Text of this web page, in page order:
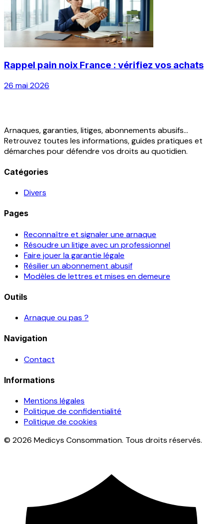
Rappel pain noix France : vérifiez vos achats
26 mai 2026
Arnaques, garanties, litiges, abonnements abusifs...
Retrouvez toutes les informations, guides pratiques et
démarches pour défendre vos droits au quotidien.
Catégories
Divers
Pages
Reconnaître et signaler une arnaque
Résoudre un litige avec un professionnel
Faire jouer la garantie légale
Résilier un abonnement abusif
Modèles de lettres et mises en demeure
Outils
Arnaque ou pas ?
Navigation
Contact
Informations
Mentions légales
Politique de confidentialité
Politique de cookies
© 2026 Medicys Consommation. Tous droits réservés.